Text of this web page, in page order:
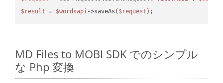
$result = $wordsapi->saveAs( $request
MD Files to MOBI SDK でのシンプル
な Php 変換